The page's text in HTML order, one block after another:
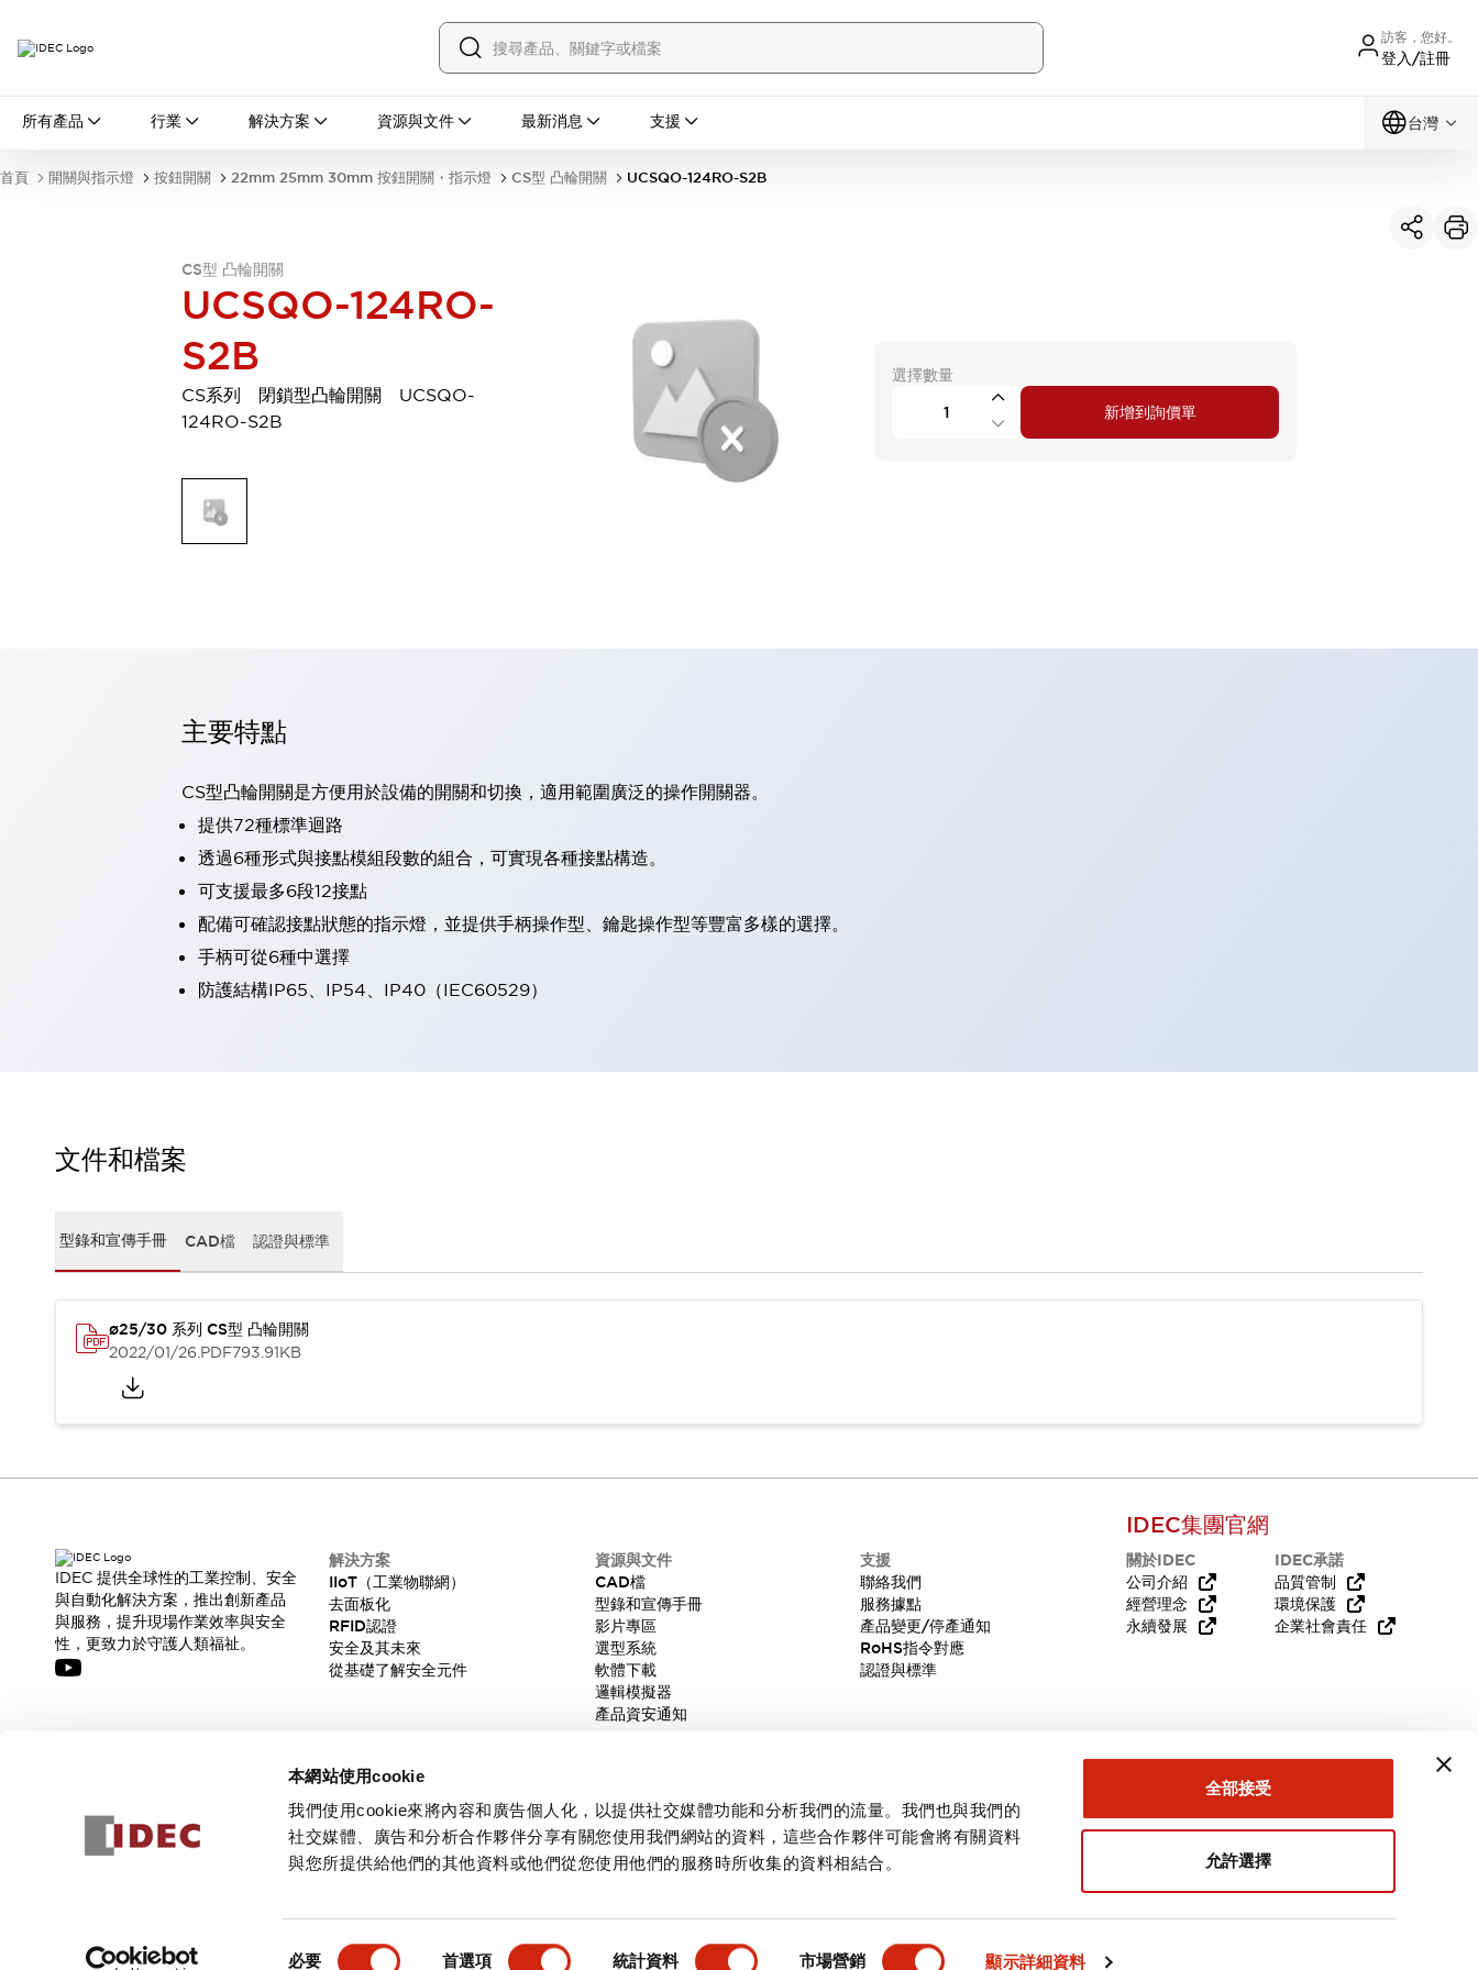
本網站使用cookie
我們使用cookie來將內容和廣告個人化，以提供社交媒體功能和分析我們的流量。我們也與我們的
社交媒體、廣告和分析合作夥伴分享有關您使用我們網站的資料，這些合作夥伴可能會將有關資料
與您所提供給他們的其他資料或他們從您使用他們的服務時所收集的資料相結合。
必要 首選項 統計資料 市場營銷 顯示詳細資料
全部接受
允許選擇
訪客，您好。
登入/註冊
所有產品 行業 解決方案 資源與文件 最新消息 支援 台灣
所有產品
開關與指示燈
指示燈和蜂鳴器
工業機器人的潛在風險，從第三者角度徹底驗證
兼顧良好的視認性及減少維修工時
最適合小型裝置的安全對策瀏覽全部
降低機床成本的技巧簡單的讓人意外
尋找讓機床更小型化的可能性
從外觀設計的觀點提升機床的附加價值
預防導致機器故障的「瞬停」
3位置促動開關確保綜合加工中心機的安全性
瞬間完成開關的更換，避免停機時間拉長
解決方案
IIoT（工業物聯網）
去面板化RFID 認證
安全及其未來
安全及其未來 | 解決⽅案
從基礎了解安全元件
瀏覽全部
CAD檔
選型系統
軟體下載
邏輯模擬器
產品資安通知
最新消息
服務據點
產品變更/停產通知
需要幫助嗎？
首頁 開關與指示燈 按鈕開關 22mm 25mm 30mm 按鈕開關・指示燈 CS型 凸輪開關 UCSQO-124RO-S2B
CS型 凸輪開關
UCSQO-124RO-
S2B
CS系列 閉鎖型凸輪開關 UCSQO-
124RO-S2B
選擇數量
新增到詢價單
主要特點
CS型凸輪開關是方便用於設備的開關和切換，適用範圍廣泛的操作開關器。
提供72種標準迴路
透過6種形式與接點模組段數的組合，可實現各種接點構造。
可支援最多6段12接點
配備可確認接點狀態的指示燈，並提供手柄操作型、鑰匙操作型等豐富多樣的選擇。
手柄可從6種中選擇
防護結構IP65、IP54、IP40（IEC60529）
文件和檔案
型錄和宣傳手冊 CAD檔 認證與標準
ø25/30 系列 CS型 凸輪開關
2022/01/26.PDF793.91KB
IDEC 提供全球性的工業控制、安全
與自動化解決方案，推出創新產品
與服務，提升現場作業效率與安全
性，更致力於守護人類福祉。
解決方案
IIoT（工業物聯網）
去面板化
RFID認證
安全及其未來
從基礎了解安全元件
資源與文件
CAD檔
型錄和宣傳手冊
影片專區
選型系統
軟體下載
邏輯模擬器
產品資安通知
支援
聯絡我們
服務據點
產品變更/停產通知
RoHS指令對應
認證與標準
IDEC集團官網
關於IDEC
公司介紹
經營理念
永續發展
IDEC承諾
品質管制
環境保護
企業社會責任
訂閱
隱私權政策使用條款 台灣